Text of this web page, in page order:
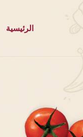
الرئيسية